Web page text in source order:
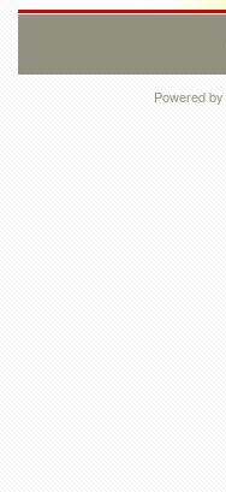
Powered by